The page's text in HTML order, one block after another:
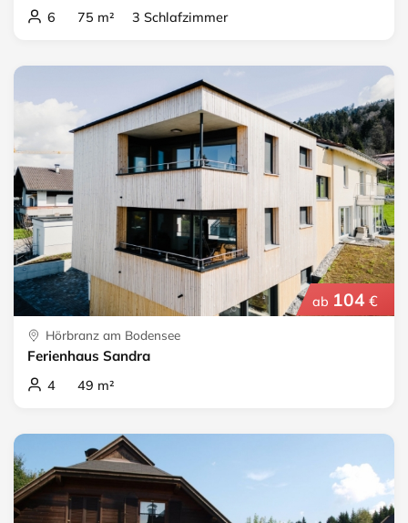
6 75 m² 3 Schlafzimmer
ab 104 €
Hörbranz am Bodensee
Ferienhaus Sandra
4 49 m²